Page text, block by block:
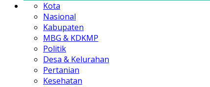
Kota
Nasional
Kabupaten
MBG & KDKMP
Politik
Desa & Kelurahan
Pertanian
Kesehatan